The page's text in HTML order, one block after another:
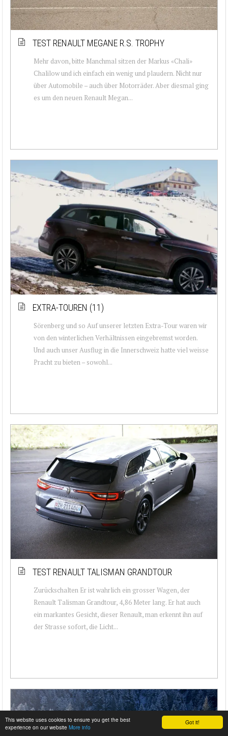
Got it!
This website uses cookies to ensure you get the best
experience on our website More info
TEST RENAULT MEGANE R.S. TROPHY
Mehr davon, bitte Manchmal sitzen der Markus «Chali»
Chalilow und ich einfach ein wenig und plaudern. Nicht nur
über Automobile – auch über Motorräder. Aber diesmal ging
es um den neuen Renault Megan...
EXTRA-TOUREN (11)
Sörenberg und so Auf unserer letzten Extra-Tour waren wir
von den winterlichen Verhältnissen eingebremst worden.
Und auch unser Ausflug in die Innerschweiz hatte viel weisse
Pracht zu bieten – sowohl...
TEST RENAULT TALISMAN GRANDTOUR
Zurückschalten Er ist wahrlich ein grosser Wagen, der
Renault Talisman Grandtour, 4,86 Meter lang. Er hat auch
ein markantes Gesicht, dieser Renault, man erkennt ihn auf
der Strasse sofort, die Licht...